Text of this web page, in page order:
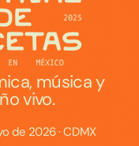
música y
vivo.
de 2026 · CDMX